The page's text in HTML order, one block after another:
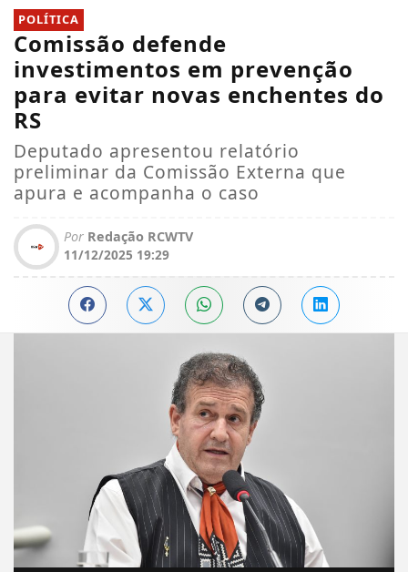
POLÍTICA
Comissão defende
investimentos em prevenção
para evitar novas enchentes do
RS
Deputado apresentou relatório
preliminar da Comissão Externa que
apura e acompanha o caso
Por Redação RCWTV
11/12/2025 19:29